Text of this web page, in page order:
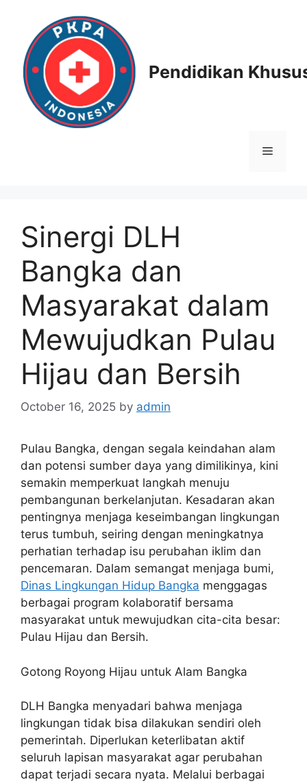
content
Pendidikan
Menu
Sinergi DLH
Bangka dan
Masyarakat dalam
Mewujudkan Pulau
Hijau dan Bersih
October 16, 2025 by admin
Pulau Bangka, dengan segala keindahan alam
dan potensi sumber daya yang dimilikinya, kini
semakin memperkuat langkah menuju
pembangunan berkelanjutan. Kesadaran akan
pentingnya menjaga keseimbangan lingkungan
terus tumbuh, seiring dengan meningkatnya
perhatian terhadap isu perubahan iklim dan
pencemaran. Dalam semangat menjaga bumi,
Dinas Lingkungan Hidup Bangka menggagas
berbagai program kolaboratif bersama
masyarakat untuk mewujudkan cita-cita besar:
Pulau Hijau dan Bersih.
Gotong Royong Hijau untuk Alam Bangka
DLH Bangka menyadari bahwa menjaga
lingkungan tidak bisa dilakukan sendiri oleh
pemerintah. Diperlukan keterlibatan aktif
seluruh lapisan masyarakat agar perubahan
dapat terjadi secara nyata. Melalui berbagai